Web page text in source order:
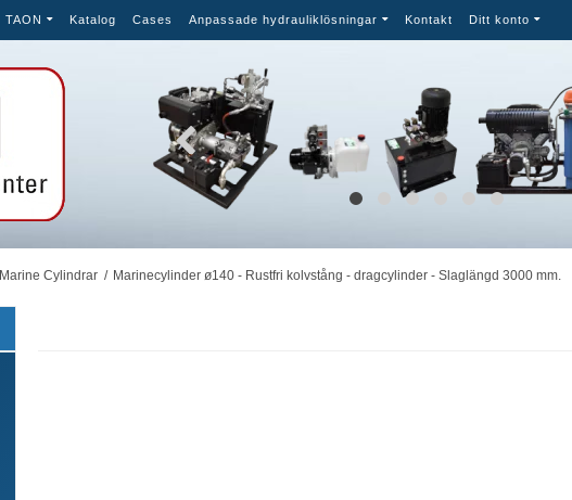
TAON Katalog Cases Anpassade hydrauliklösningar Kontakt Ditt konto
Marine Cylindrar / Marinecylinder ø140 - Rustfri kolvstång - dragcylinder - Slaglängd 3000 mm.